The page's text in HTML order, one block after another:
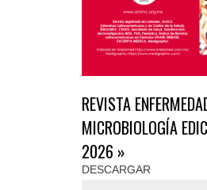
REVISTA
MICROBIOLOGÍA
2026 »
DESCARGAR